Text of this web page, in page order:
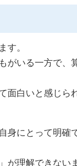
。
がいる一方で
面白いと感じら
身にとって明
が理解できな